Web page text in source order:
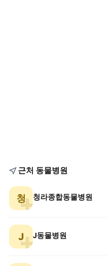
근처 동물병원
청 청라종합동물병원
J J동물병원